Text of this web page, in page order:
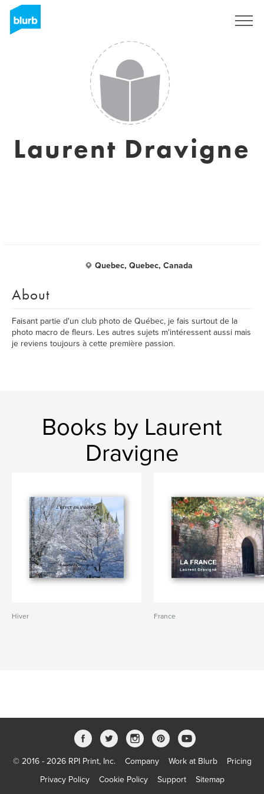
Laurent Dravigne
Quebec, Quebec, Canada
About
Faisant partie d'un club photo de Québec, je fais surtout de la
photo macro de fleurs. Les autres sujets m'intéressent aussi mais
je reviens toujours à cette première passion.
Books by Laurent
Dravigne
Hiver France
© 2016 - 2026 RPI Print, Inc. Company Work at Blurb
Pricing
Privacy Policy
Cookie Policy Support Sitemap